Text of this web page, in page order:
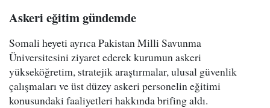
Askeri eğitim gündemde
Somali heyeti ayrıca Pakistan Milli Savunma
Üniversitesini ziyaret ederek kurumun askeri
yükseköğretim, stratejik araştırmalar, ulusal güvenlik
çalışmaları ve üst düzey askeri personelin eğitimi
konusundaki faaliyetleri hakkında brifing aldı.